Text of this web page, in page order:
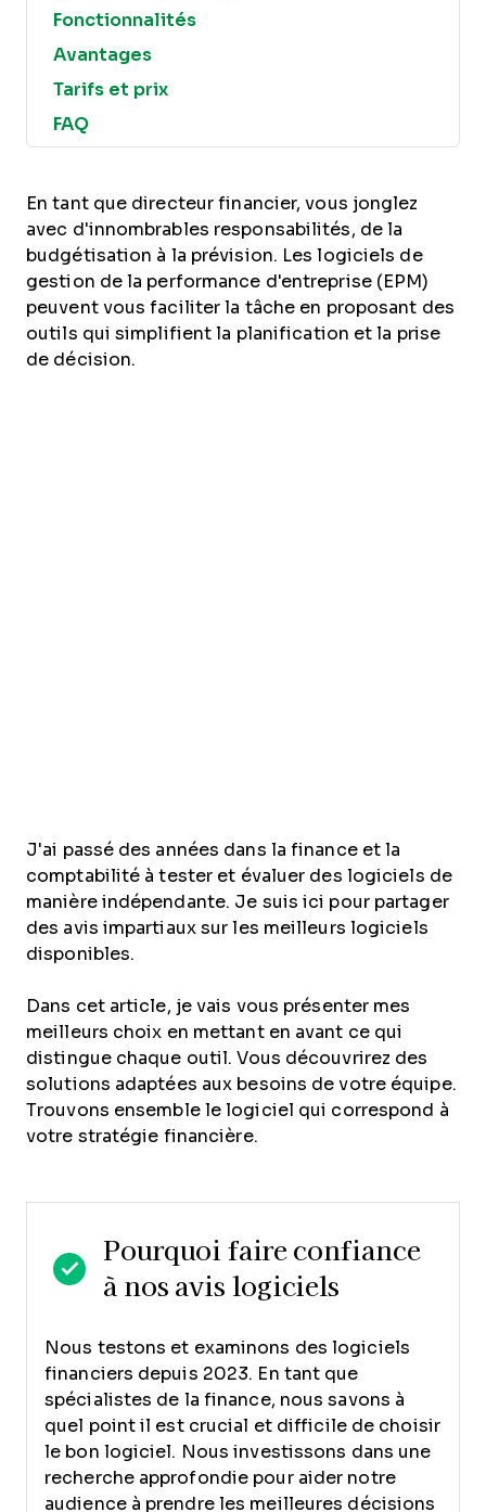
Fonctionnalités
Avantages
Tarifs et prix
FAQ
En tant que directeur financier, vous jonglez
avec d'innombrables responsabilités, de la
budgétisation à la prévision. Les logiciels de
gestion de la performance d'entreprise (EPM)
peuvent vous faciliter la tâche en proposant des
outils qui simplifient la planification et la prise
de décision.
J'ai passé des années dans la finance et la
comptabilité à tester et évaluer des logiciels de
manière indépendante. Je suis ici pour partager
des avis impartiaux sur les meilleurs logiciels
disponibles.
Dans cet article, je vais vous présenter mes
meilleurs choix en mettant en avant ce qui
distingue chaque outil. Vous découvrirez des
solutions adaptées aux besoins de votre équipe.
Trouvons ensemble le logiciel qui correspond à
votre stratégie financière.
Pourquoi faire confiance
à nos avis logiciels
Nous testons et examinons des logiciels
financiers depuis 2023. En tant que
spécialistes de la finance, nous savons à
quel point il est crucial et difficile de choisir
le bon logiciel. Nous investissons dans une
recherche approfondie pour aider notre
audience à prendre les meilleures décisions